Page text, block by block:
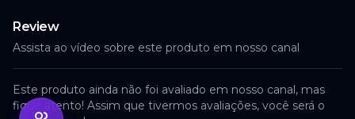
Review
Assista ao vídeo sobre este produto em nosso canal
Este produto ainda não foi avaliado em nosso canal, mas
fique atento! Assim que tivermos avaliações, você será o